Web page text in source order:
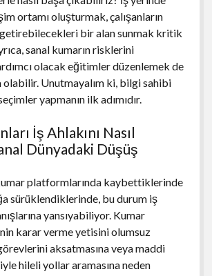
ortamı oluşturmak, çalışanların
getirebilecekleri bir alan sunmak kritik
sanal kumarın risklerini
olacak eğitimler düzenlemek de
Unutmayalım ki, bilgi sahibi
yapmanın ilk adımıdır.
İş Ahlakını Nasıl
Dünyadaki Düşüş
platformlarında kaybettiklerinde
sürüklendiklerinde, bu durum iş
yansıyabiliyor. Kumar
karar verme yetisini olumsuz
aksatmasına veya maddi
hileli yollar aramasına neden